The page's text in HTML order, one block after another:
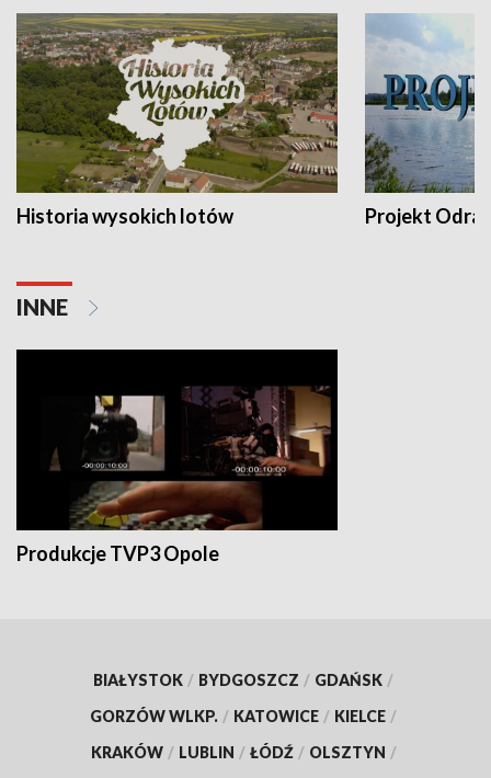
Historia wysokich lotów Projekt Odra
INNE
Produkcje TVP3 Opole
BIAŁYSTOK / BYDGOSZCZ / GDAŃSK /
GORZÓW WLKP. / KATOWICE / KIELCE /
KRAKÓW / LUBLIN / ŁÓDŹ / OLSZTYN /